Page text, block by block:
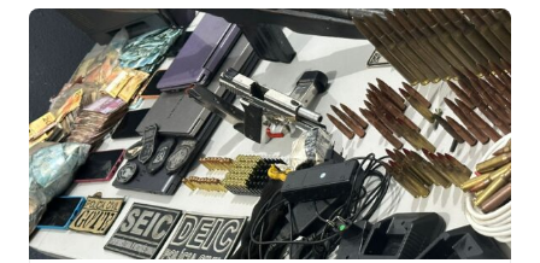
apreensão e prendeu três […]